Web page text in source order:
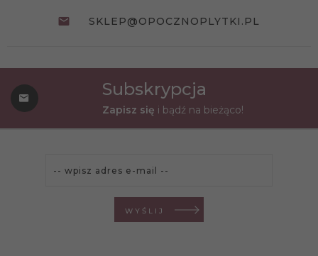
SKLEP@OPOCZNOPLYTKI.PL
Subskrypcja
Zapisz się i bądź na bieżąco!
WYŚLIJ